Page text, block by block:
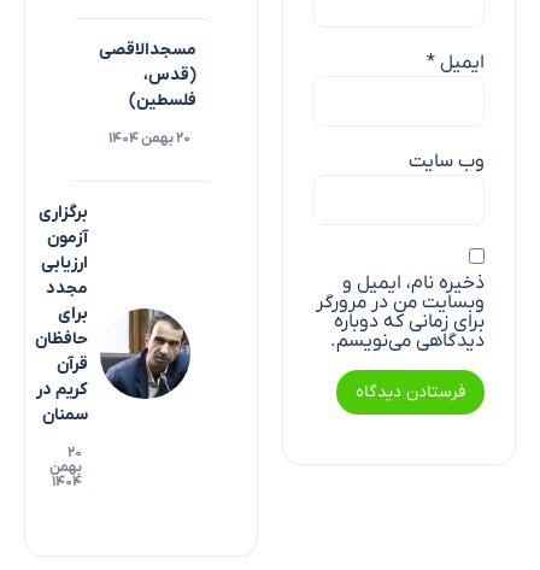
ایمیل *
وب‌ سایت
ذخیره نام، ایمیل و
وبسایت من در مرورگر
برای زمانی که دوباره
دیدگاهی می‌نویسم.
مسجدالاقصی
(قدس،
فلسطین)
۲۰ بهمن ۱۴۰۴
برگزاری
آزمون
ارزیابی
مجدد
برای
حافظان
قرآن
کریم در
سمنان
۲۰
بهمن
۱۴۰۴